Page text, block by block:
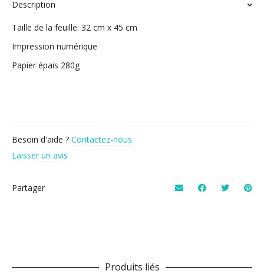
Description
Taille de la feuille: 32 cm x 45 cm
Impression numérique
Papier épais 280g
Besoin d'aide ? Contactez-nous
Laisser un avis
Partager
Produits liés